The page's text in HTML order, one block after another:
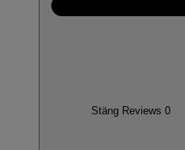
Stäng Reviews 0